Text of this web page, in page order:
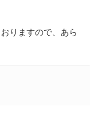
りますので、あら